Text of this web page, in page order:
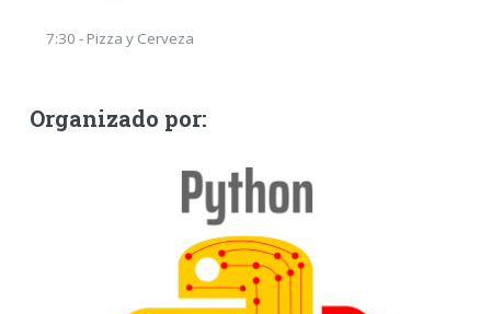
7:30 - Pizza y Cerveza
Organizado por: